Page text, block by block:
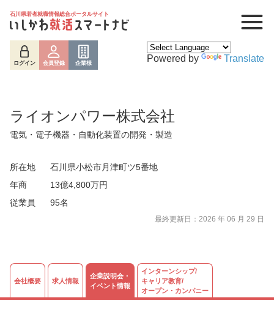
石川県若者就職情報総合ポータルサイト
ログイン 会員登録 企業様 Powered by Translate
ライオンパワー株式会社
電気・電子機器・自動化装置の開発・製造
所在地
石川県小松市月津町ツ5番地
年商
13億4,800万円
従業員
95名
最終更新日：2026 年 06 月 29 日
会社概要 求人情報
企業説明会・
イベント情報
インターンシップ/
キャリア教育/
オープン・カンパニー